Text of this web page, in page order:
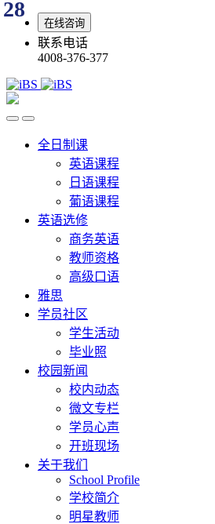
在线咨询
联系电话
4008-376-377
28
全日制课
英语课程
日语课程
葡语课程
英语选修
商务英语
教师资格
高级口语
雅思
学员社区
学生活动
毕业照
校园新闻
校内动态
微文专栏
学员心声
开班现场
关于我们
School Profile
学校简介
明星教师